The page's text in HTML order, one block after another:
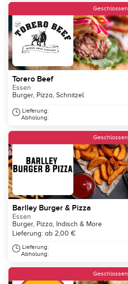
Geschlossen
Torero Beef
Essen
Burger, Pizza, Schnitzel
Lieferung:
Abholung:
Geschlossen
Barlley Burger & Pizza
Essen
Burger, Pizza, Indisch & More
Lieferung: ab 2,00 €
Lieferung:
Abholung:
Geschlossen